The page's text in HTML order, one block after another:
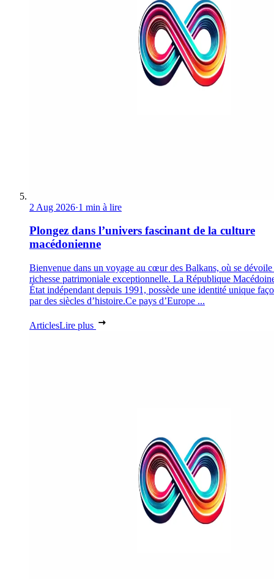
2 Aug 2026·1 min à lire
Plongez dans l’univers fascinant de la culture
macédonienne
Bienvenue dans un voyage au cœur des Balkans, où se dévoile
richesse patrimoniale exceptionnelle. La République
État indépendant depuis 1991, possède une identité unique
par des siècles d’histoire.Ce pays d’Europe ...
ArticlesLire plus